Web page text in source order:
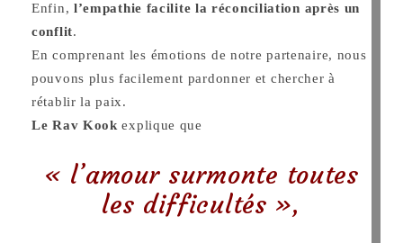
Enfin, l’empathie facilite la réconciliation après un
conflit.
En comprenant les émotions de notre partenaire, nous
pouvons plus facilement pardonner et chercher à
rétablir la paix.
Le Rav Kook explique que
« l’amour surmonte toutes
les difficultés »,